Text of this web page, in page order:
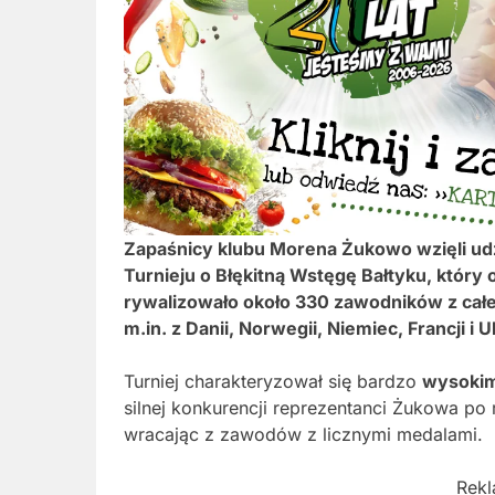
Zapaśnicy klubu Morena Żukowo wzięli
Turnieju o Błękitną Wstęgę Bałtyku, który
rywalizowało około 330 zawodników z
m.in. z Danii, Norwegii, Niemiec, Francji i
Turniej charakteryzował się bardzo
silnej konkurencji reprezentanci Żukowa
wracając z zawodów z licznymi medalami.